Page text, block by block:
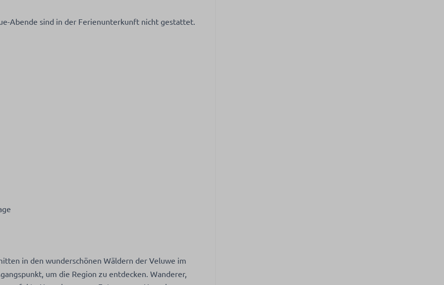
Abende sind in der Ferienunterkunft nicht gestattet.
in den wunderschönen Wäldern der Veluwe im
um die Region zu entdecken. Wanderer,